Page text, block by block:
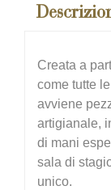
Creata a
come tutte
avviene
artigianale,
di mani
sala di
unico.